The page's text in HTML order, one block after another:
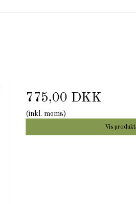
775,00 DKK
(inkl. moms)
Vis produkt